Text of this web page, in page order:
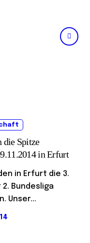
die Spitze
in Erfurt
in Erfurt die 3.
2. Bundesliga
Unser...